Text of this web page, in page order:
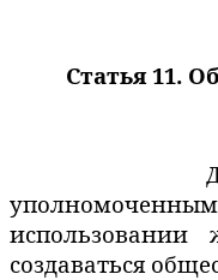
Статья 11.
использовании
создаваться